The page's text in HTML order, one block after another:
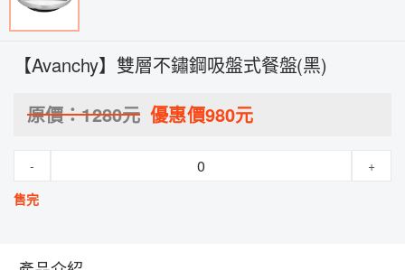
【Avanchy】雙層不鏽鋼吸盤式餐盤(黑)
原價：1280元 優惠價980元
-
+
售完